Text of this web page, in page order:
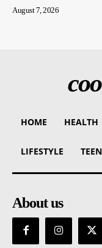
August 7, 2026
HOME HEALTH
LIFESTYLE TEEN
About us